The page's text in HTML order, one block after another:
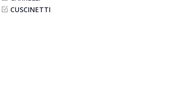
CUSCINETTI